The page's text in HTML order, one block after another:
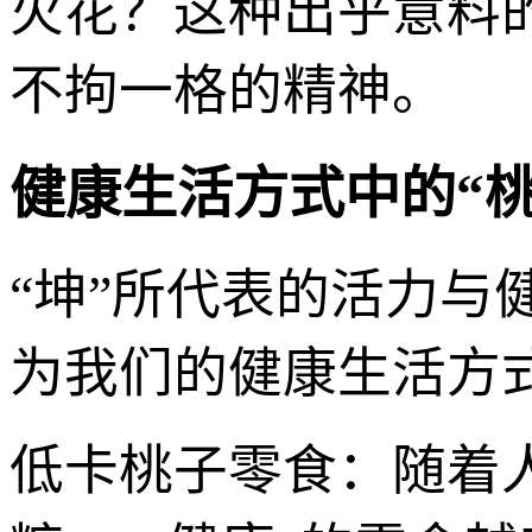
火花？这种出乎意料
不拘一格的精神。
健康生活方式中的“
“坤”所代表的活力与
为我们的健康生活方
低卡桃子零食：随着